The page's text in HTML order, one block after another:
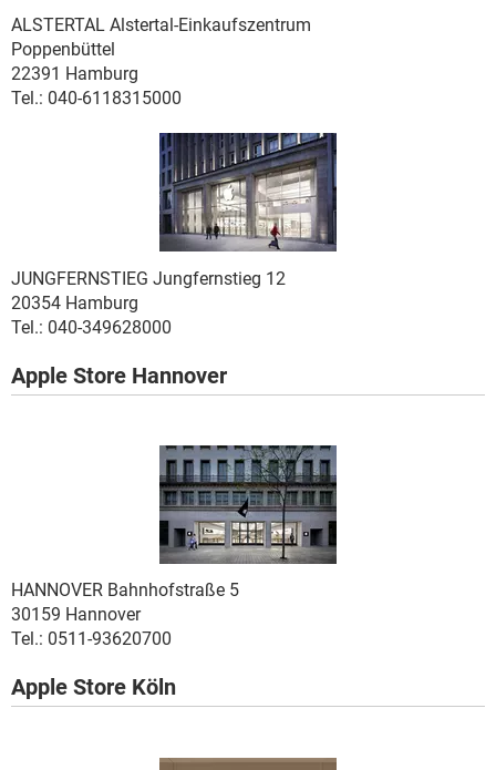
ALSTERTAL Alstertal-Einkaufszentrum
Poppenbüttel
22391 Hamburg
Tel.: 040-6118315000
JUNGFERNSTIEG Jungfernstieg 12
20354 Hamburg
Tel.: 040-349628000
Apple Store Hannover
HANNOVER Bahnhofstraße 5
30159 Hannover
Tel.: 0511-93620700
Apple Store Köln